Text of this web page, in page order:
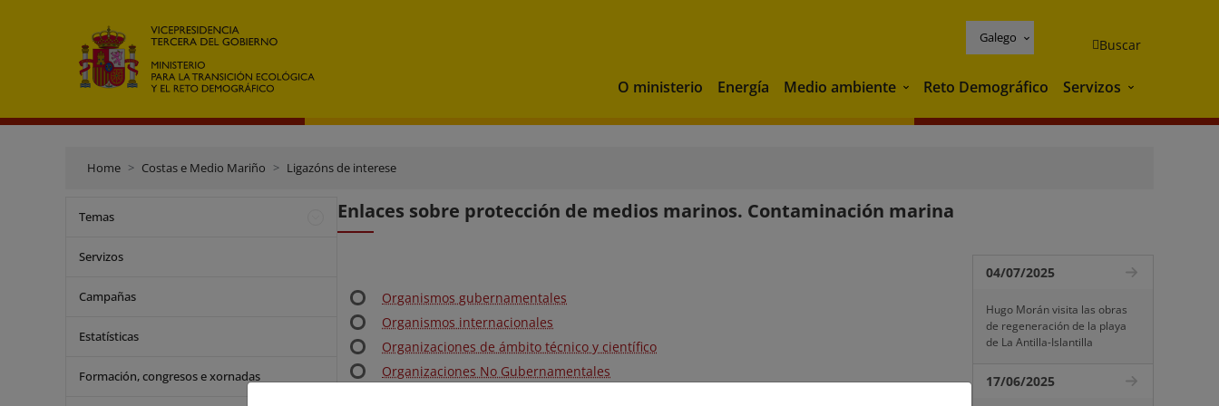
Galego Buscar
O ministerio Energía Medio ambiente Medio ambiente
Reto Demográfico Servizos Servizos
Home Costas e Medio Mariño Ligazóns de interese
Temas
Servizos
Campañas
Estatísticas
Formación, congresos e xornadas
Enlaces sobre protección de medios marinos. Contaminación marina
Organismos gubernamentales
Organismos internacionales
Organizaciones de ámbito técnico y científico
Organizaciones No Gubernamentales
04/07/2025
Hugo Morán visita las obras
de regeneración de la playa
de La Antilla-Islantilla
17/06/2025